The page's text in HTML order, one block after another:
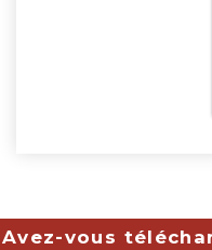
Avez-vous